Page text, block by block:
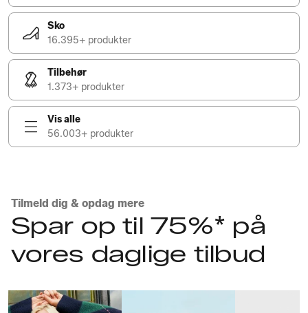
Sko
16.395+ produkter
Tilbehør
1.373+ produkter
Vis alle
56.003+ produkter
Tilmeld dig & opdag mere
Spar op til 75%* på
vores daglige tilbud